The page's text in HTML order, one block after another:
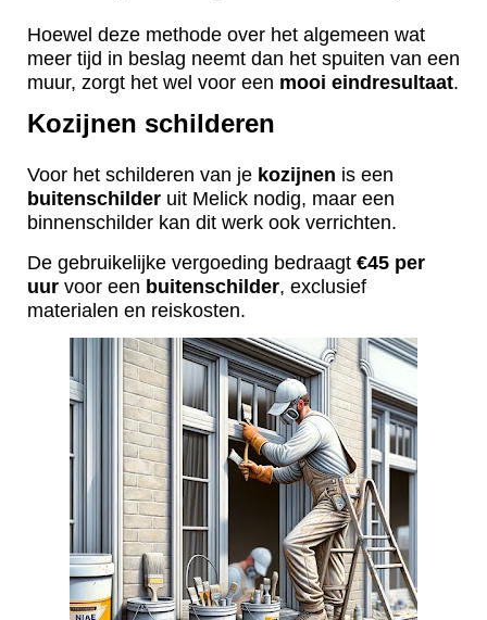
Hoewel deze methode over het algemeen wat
meer tijd in beslag neemt dan het spuiten van een
muur, zorgt het wel voor een mooi eindresultaat.
Kozijnen schilderen
Voor het schilderen van je kozijnen is een
buitenschilder uit Melick nodig, maar een
binnenschilder kan dit werk ook verrichten.
De gebruikelijke vergoeding bedraagt €45 per
uur voor een buitenschilder, exclusief
materialen en reiskosten.